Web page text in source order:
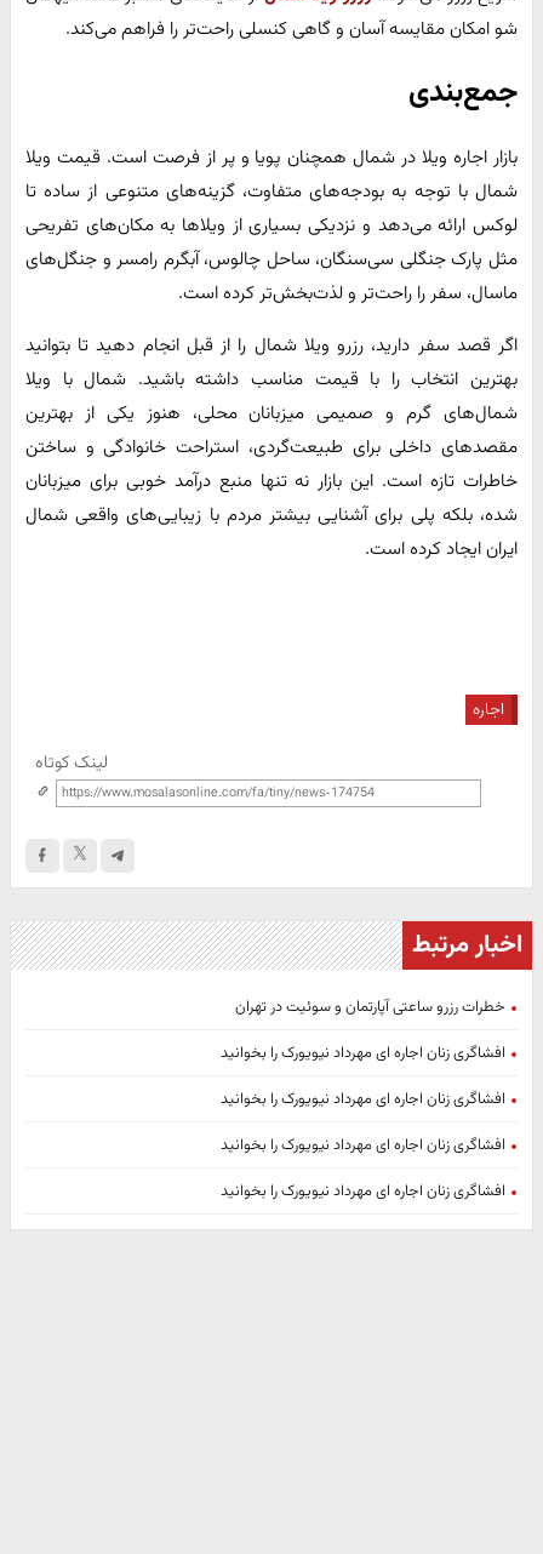
شو امکان مقایسه آسان و گاهی کنسلی راحت‌تر را فراهم می‌کند.
جمع‌بندی
بازار اجاره ویلا در شمال همچنان پویا و پر از فرصت است. قیمت ویلا
شمال با توجه به بودجه‌های متفاوت، گزینه‌های متنوعی از ساده تا
لوکس ارائه می‌دهد و نزدیکی بسیاری از ویلاها به مکان‌های تفریحی
مثل پارک جنگلی سی‌سنگان، ساحل چالوس، آبگرم رامسر و جنگل‌های
ماسال، سفر را راحت‌تر و لذت‌بخش‌تر کرده است.
اگر قصد سفر دارید، رزرو ویلا شمال را از قبل انجام دهید تا بتوانید
بهترین انتخاب را با قیمت مناسب داشته باشید. شمال با ویلا
شمال‌های گرم و صمیمی میزبانان محلی، هنوز یکی از بهترین
مقصدهای داخلی برای طبیعت‌گردی، استراحت خانوادگی و ساختن
خاطرات تازه است. این بازار نه تنها منبع درآمد خوبی برای میزبانان
شده، بلکه پلی برای آشنایی بیشتر مردم با زیبایی‌های واقعی شمال
ایران ایجاد کرده است.
اجاره
لینک کوتاه
اخبار مرتبط
خطرات رزرو ساعتی آپارتمان و سوئیت در تهران
افشاگری زنان اجاره ای مهرداد نیویورک را بخوانید
افشاگری زنان اجاره ای مهرداد نیویورک را بخوانید
افشاگری زنان اجاره ای مهرداد نیویورک را بخوانید
افشاگری زنان اجاره ای مهرداد نیویورک را بخوانید